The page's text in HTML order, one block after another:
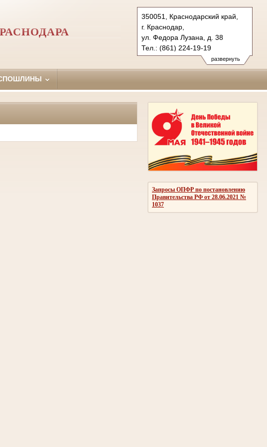
развернуть
350051, Краснодарский край,
г. Краснодар,
ул. Федора Лузана, д. 38
Тел.: (861) 224-19-19
krasnodar-leninsky.krd@sudrf.ru
Запросы ОПФР по постановлению
Правительства РФ от 28.06.2021 №
1037